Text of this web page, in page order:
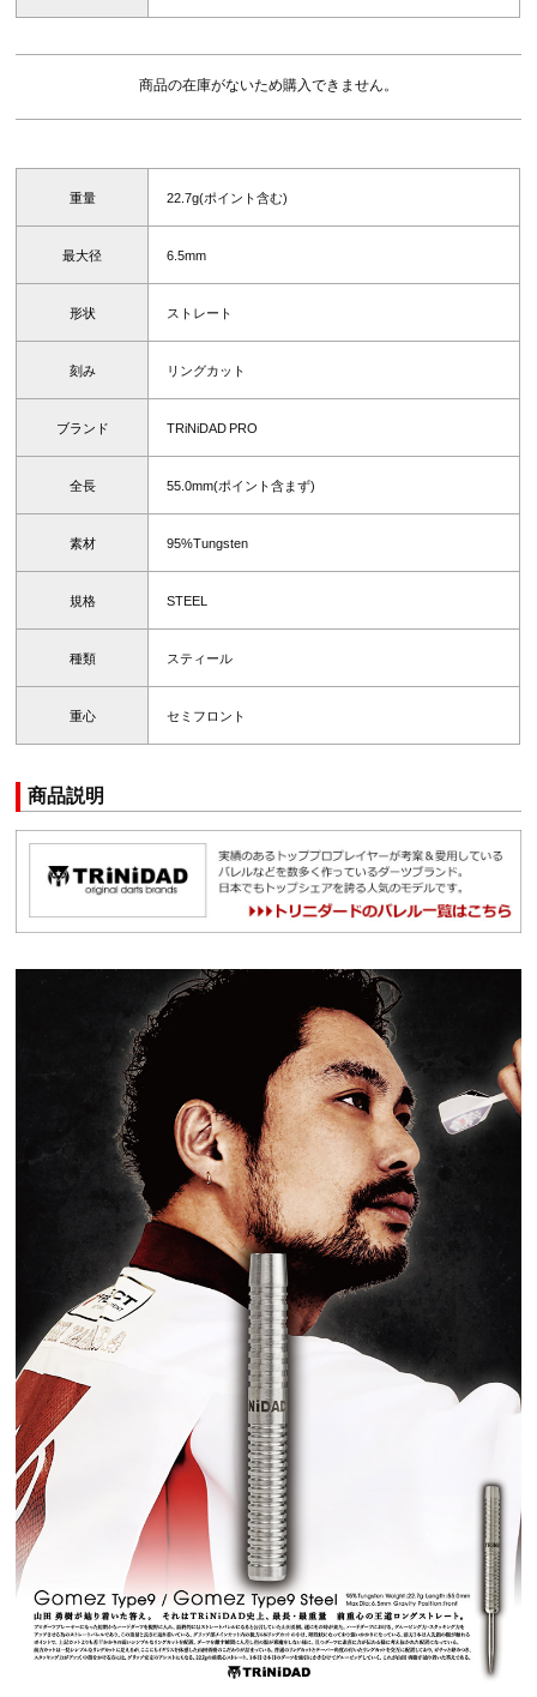
商品の在庫がないため購入できません。
重量 22.7g(ポイント含む)
最大径 6.5mm
形状 ストレート
刻み リングカット
ブランド TRiNiDAD PRO
全長 55.0mm(ポイント含まず)
素材 95%Tungsten
規格 STEEL
種類 スティール
重心 セミフロント
商品説明